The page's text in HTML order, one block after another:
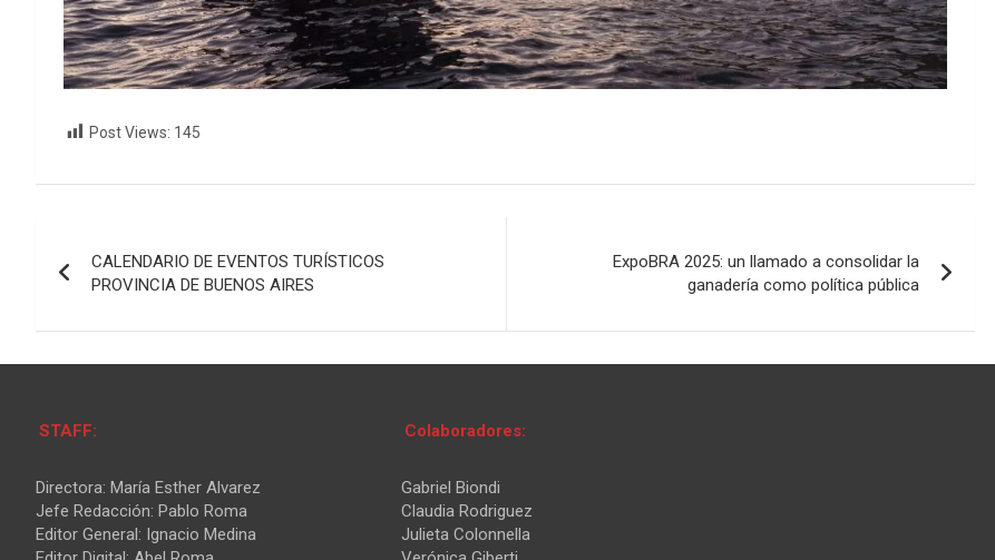
Post Views: 145
de
entradas
CALENDARIO DE EVENTOS TURÍSTICOS
PROVINCIA DE BUENOS AIRES
ExpoBRA 2025: un llamado a consolidar la
ganadería como política pública
STAFF:
Directora: María Esther Alvarez
Jefe Redacción: Pablo Roma
Editor General: Ignacio Medina
Colaboradores:
Gabriel Biondi
Claudia Rodriguez
Julieta Colonnella